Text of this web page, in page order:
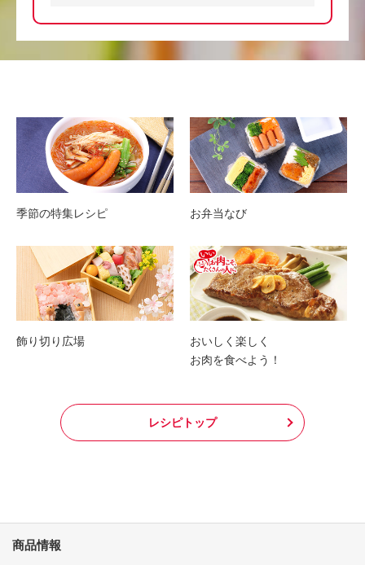
季節の特集レシピ お弁当なび
飾り切り広場
おいしく楽しく
お肉を食べよう！
レシピトップ
商品情報